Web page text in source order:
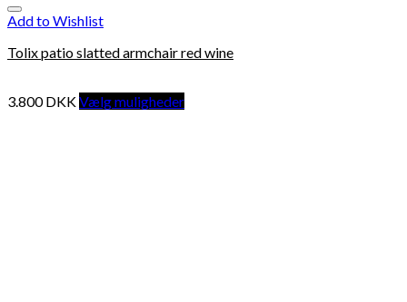
Add to Wishlist
Tolix patio slatted armchair red wine
3.800DKKVælg muligheder